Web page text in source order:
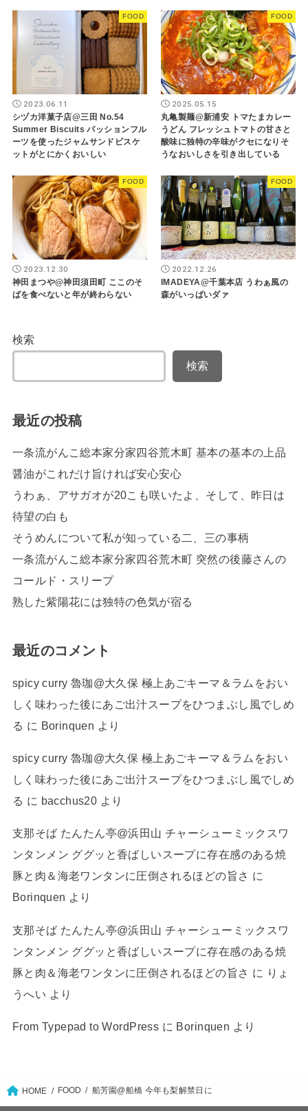
FOOD
2023.06.11
シヅカ洋菓子店@三田 No.54
Summer Biscuits パッションフル
ーツを使ったジャムサンドビスケ
ットがとにかくおいしい
FOOD
2025.05.15
丸亀製麺@新浦安 トマたまカレー
うどん フレッシュトマトの甘さと
酸味に独特の辛味がクセになりそ
うなおいしさを引き出している
FOOD
2023.12.30
神田まつや@神田須田町 ここのそ
ばを食べないと年が終わらない
FOOD
2022.12.26
IMADEYA@千葉本店 うわぁ風の
森がいっぱいダァ
検索
検索
最近の投稿
一条流がんこ総本家分家四谷荒木町 基本の基本の上品
醤油がこれだけ旨ければ安心安心
うわぁ、アサガオが20こも咲いたよ、そして、昨日は
待望の白も
そうめんについて私が知っている二、三の事柄
一条流がんこ総本家分家四谷荒木町 突然の後藤さんの
コールド・スリープ
熟した紫陽花には独特の色気が宿る
最近のコメント
spicy curry 魯珈@大久保 極上あごキーマ＆ラムをおい
しく味わった後にあご出汁スープをひつまぶし風でしめ
る に Borinquen より
spicy curry 魯珈@大久保 極上あごキーマ＆ラムをおい
しく味わった後にあご出汁スープをひつまぶし風でしめ
る に bacchus20 より
支那そば たんたん亭@浜田山 チャーシューミックスワ
ンタンメン ググッと香ばしいスープに存在感のある焼
豚と肉＆海老ワンタンに圧倒されるほどの旨さ に
Borinquen より
支那そば たんたん亭@浜田山 チャーシューミックスワ
ンタンメン ググッと香ばしいスープに存在感のある焼
豚と肉＆海老ワンタンに圧倒されるほどの旨さ に りょ
うへい より
From Typepad to WordPress に Borinquen より
HOME FOOD 船芳園@船橋 今年も梨解禁日に